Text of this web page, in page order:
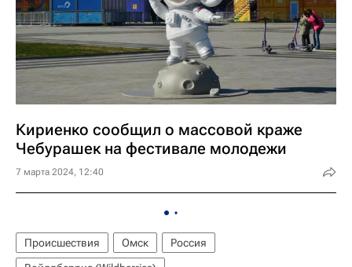
Кириенко сообщил о массовой краже
Чебурашек на фестивале молодежи
7 марта 2024, 12:40
Происшествия Омск
Россия